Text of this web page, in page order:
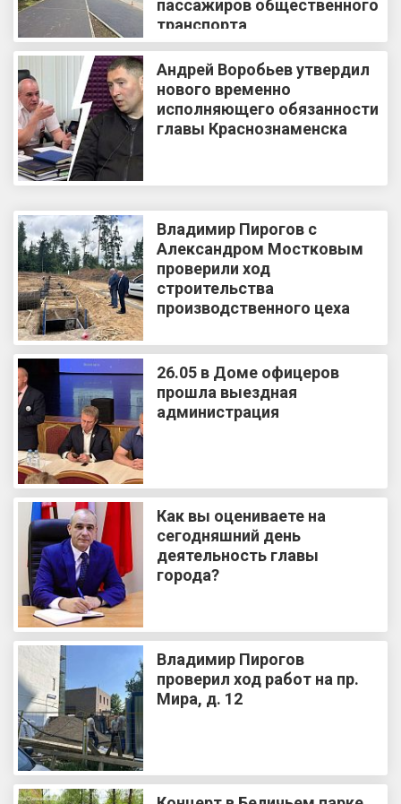
пассажиров общественного
транспорта
Андрей Воробьев утвердил
нового временно
исполняющего обязанности
главы Краснознаменска
Владимир Пирогов с
Александром Мостковым
проверили ход
строительства
производственного цеха
26.05 в Доме офицеров
прошла выездная
администрация
Как вы оцениваете на
сегодняшний день
деятельность главы
города?
Владимир Пирогов
проверил ход работ на пр.
Мира, д. 12